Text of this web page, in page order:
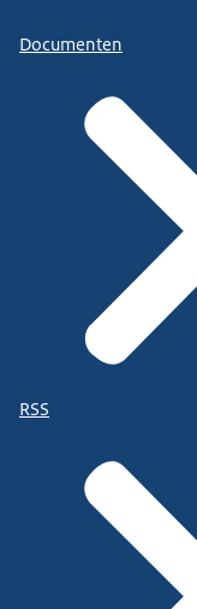
Documenten
RSS